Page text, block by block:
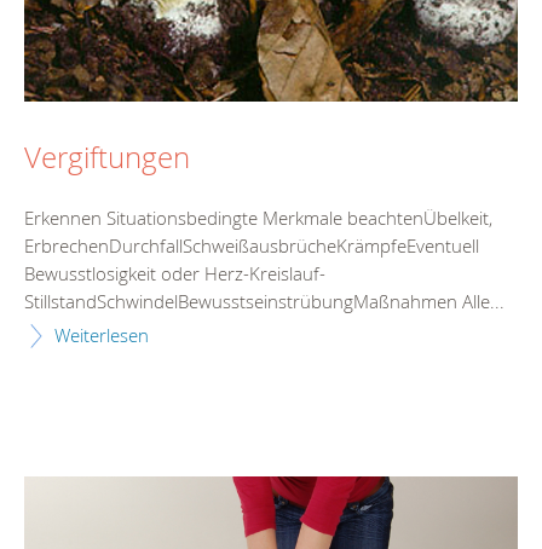
Vergiftungen
Erkennen Situationsbedingte Merkmale beachtenÜbelkeit,
ErbrechenDurchfallSchweißausbrücheKrämpfeEventuell
Bewusstlosigkeit oder Herz-Kreislauf-
StillstandSchwindelBewusstseinstrübungMaßnahmen Alle...
Weiterlesen